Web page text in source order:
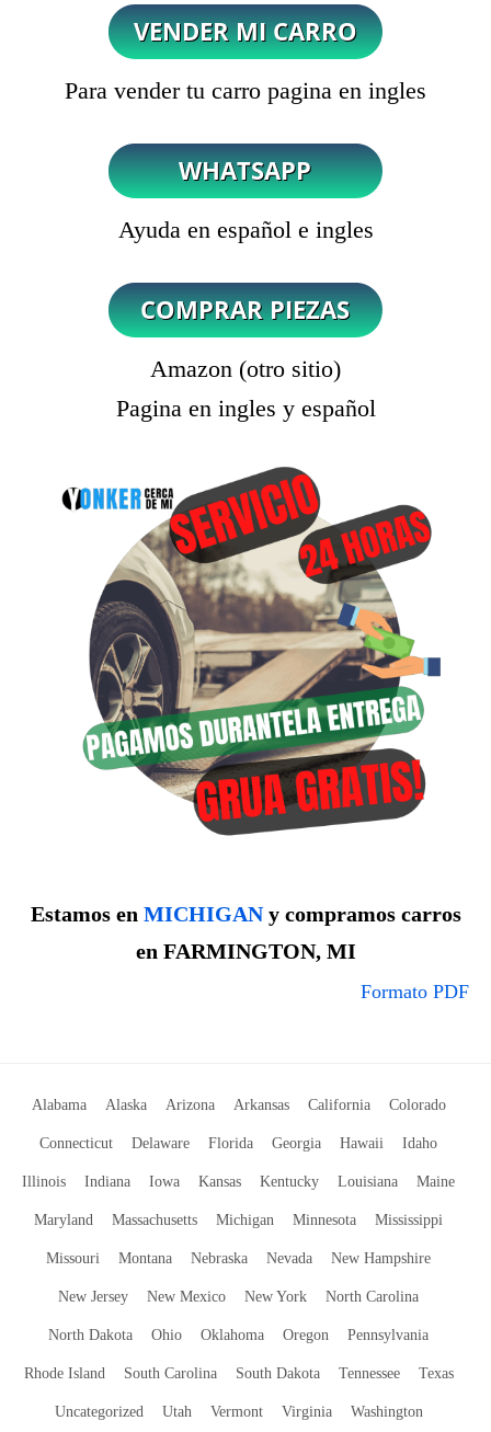
Para vender tu carro pagina en ingles
Ayuda en español e ingles
Amazon (otro sitio)
Pagina en ingles y español
Estamos en MICHIGANy compramos carros
en FARMINGTON, MI
Formato PDF
Alabama Alaska Arizona Arkansas California Colorado
Connecticut Delaware Florida Georgia Hawaii Idaho
Illinois Indiana Iowa Kansas Kentucky Louisiana Maine
Maryland Massachusetts Michigan Minnesota Mississippi
Missouri Montana Nebraska Nevada New Hampshire
New Jersey New Mexico New York North Carolina
North Dakota Ohio Oklahoma Oregon Pennsylvania
Rhode Island South Carolina South Dakota Tennessee Texas
Uncategorized Utah Vermont Virginia Washington